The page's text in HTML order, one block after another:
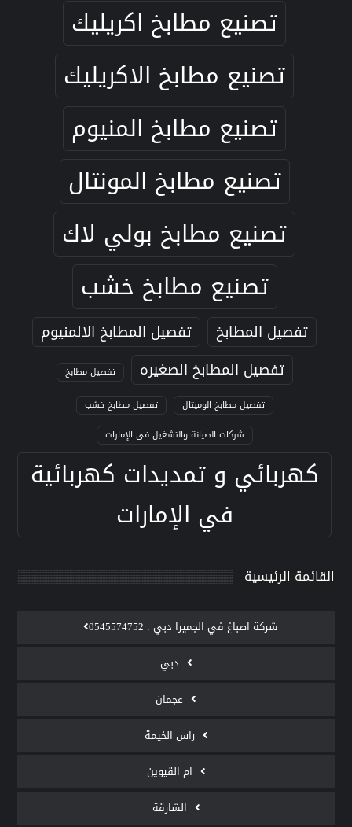
تصنيع مطابخ اكريليك
تصنيع مطابخ الاكريليك
تصنيع مطابخ المنيوم
تصنيع مطابخ المونتال
تصنيع مطابخ بولي لاك
تصنيع مطابخ خشب
تفصيل المطابخ
تفصيل المطابخ الالمنيوم
تفصيل المطابخ الصغيره
تفصيل مطابخ
تفصيل مطابخ الوميتال
تفصيل مطابخ خشب
شركات الصيانة والتشغيل في الإمارات
كهربائي و تمديدات كهربائية
في الإمارات
القائمة الرئيسية
‫شركة اصباغ في الجميرا دبي : 0545574752
دبي
عجمان
راس الخيمة
ام القيوين
الشارقة